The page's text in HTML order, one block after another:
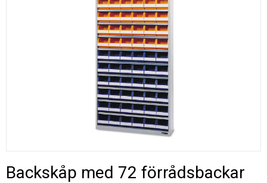
Backskåp med 72 förrådsbackar